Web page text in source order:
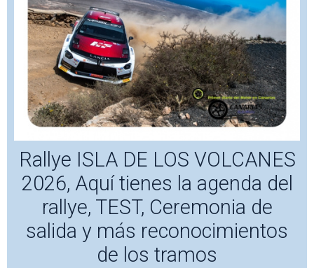
Rallye ISLA DE LOS VOLCANES
2026, Aquí tienes la agenda del
rallye, TEST, Ceremonia de
salida y más reconocimientos
de los tramos